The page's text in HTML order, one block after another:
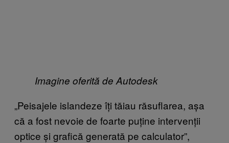
Imagine oferită de Autodesk
„Peisajele islandeze îți tăiau răsuflarea, așa
că a fost nevoie de foarte puține intervenții
optice și grafică generată pe calculator”,